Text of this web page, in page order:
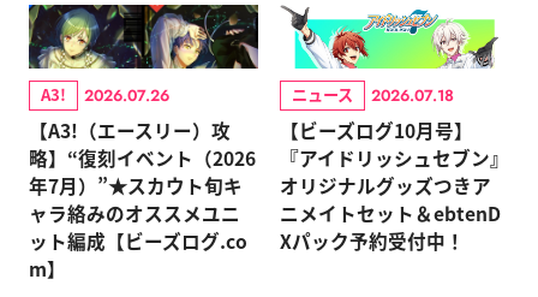
A3! 2026.07.26
【A3!（エースリー）攻
略】“復刻イベント（2026
年7月）”★スカウト旬キ
ャラ絡みのオススメユニ
ット編成【ビーズログ.co
m】
ニュース 2026.07.18
【ビーズログ10月号】
『アイドリッシュセブン』
オリジナルグッズつきア
ニメイトセット＆ebtenD
Xパック予約受付中！